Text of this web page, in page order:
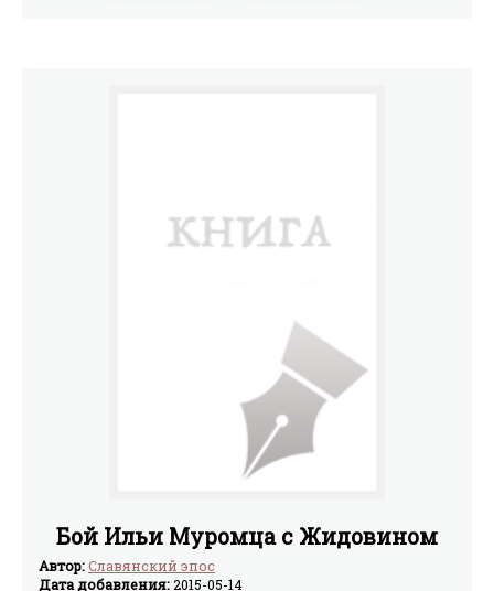
Бой Ильи Муромца с Жидовином
Автор:Славянский эпос
Дата добавления:2015-05-14